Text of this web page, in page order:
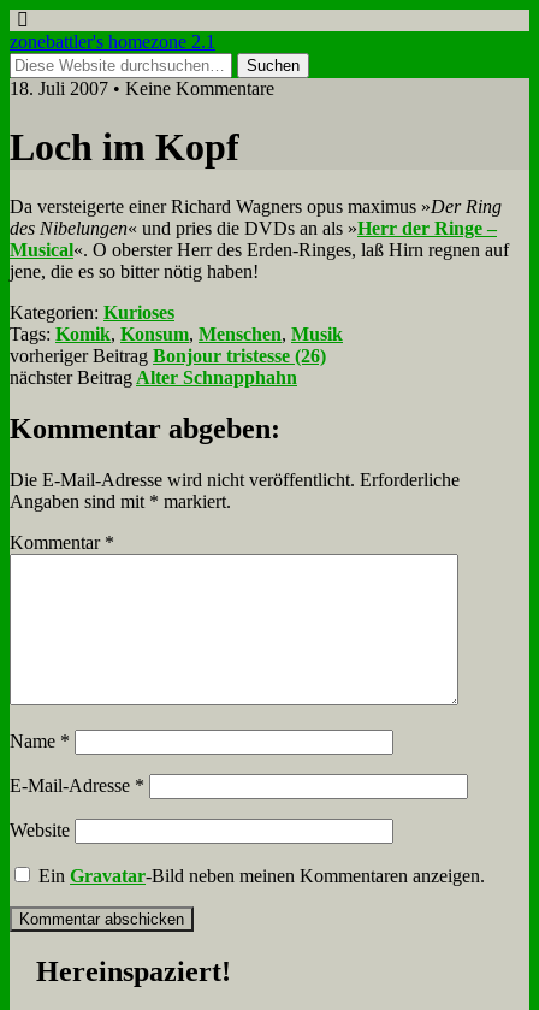
zonebattler's homezone 2.1
18. Juli 2007 • Keine Kommentare
Loch im Kopf
Da ver­stei­ger­te ei­ner Ri­chard Wag­ners opus ma­xi­mus »Der Ring
des Ni­be­lun­gen« und pries die DVDs an als »Herr der Rin­ge –
Mu­si­cal«. O ober­ster Herr des Er­den-Rin­ges, laß Hirn reg­nen auf
je­ne, die es so bit­ter nö­tig ha­ben!
Kategorien: Kurioses
Tags: Komik, Konsum, Menschen, Musik
vorheriger Beitrag Bonjour tristesse (26)
nächster Beitrag Alter Schnapphahn
Kommentar abgeben:
Die E-Mail-Adresse wird nicht veröffentlicht. Erforderliche
Angaben sind mit * markiert.
Kommentar *
Name *
E-Mail-Adresse *
Website
EinGravatar-Bild neben meinen Kommentaren anzeigen.
Her­ein­spa­ziert!